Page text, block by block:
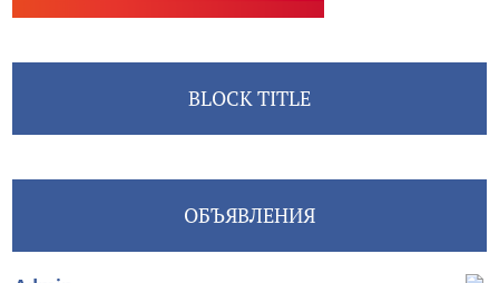
BLOCK TITLE
ОБЪЯВЛЕНИЯ